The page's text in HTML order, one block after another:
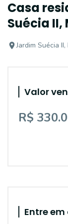
Casa
Suécia II,
Jardim Suécia
Valor
R$
Entre